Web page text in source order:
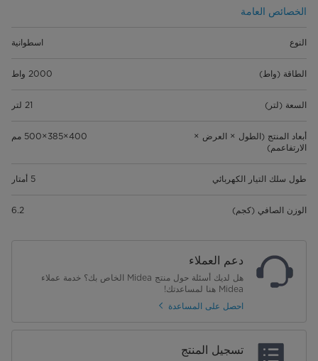
الخصائص العامة
النوع اسطوانية
الطاقة (واط) 2000 واط
السعة (لتر) 21 لتر
أبعاد المنتج (الطول × العرض ×
الارتفاعمم)
400×385×500 مم
طول سلك التيار الكهربائي 5 أمتار
الوزن الصافي (كجم) 6.2
دعم العملاء
هل لديك أسئلة حول منتج Midea الخاص بك؟ خدمة عملاء
Midea هنا لمساعدتك!
احصل على المساعدة
تسجيل المنتج